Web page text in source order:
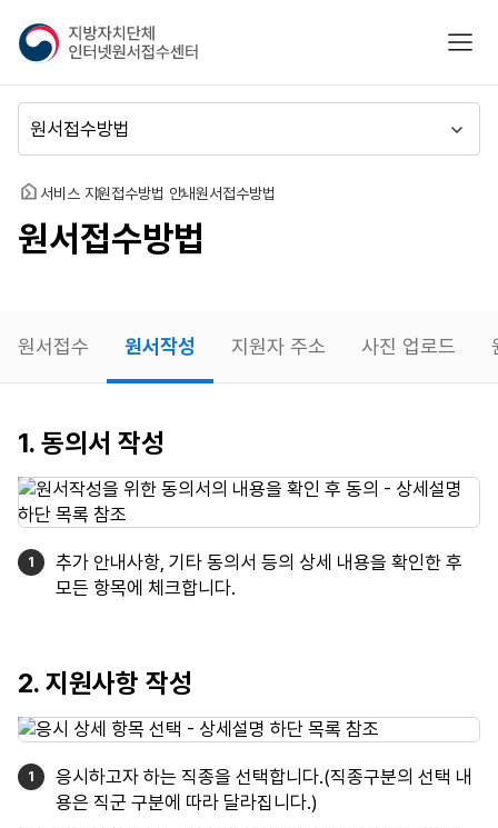
지
방
자
치
단
체
인
넷
원
수
센
터
모바
뉴
동
홈 서비스 지원접수방법 안내원서접수방법
원서접수방법
원서접수 원서작성 지원자 주소 사진 업로드
원서작성
1. 동의서 작성
추가 안내사항, 기타 동의서 등의 상세 내용을 확인한 후
모든 항목에 체크합니다.
2. 지원사항 작성
응시하고자 하는 직종을 선택합니다.(직종구분의 선택 내
용은 직군 구분에 따라 달라집니다.)